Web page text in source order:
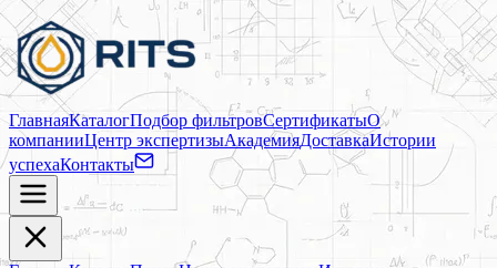
ГлавнаяКаталогПодбор фильтровСертификатыО
компанииЦентр экспертизыАкадемияДоставкаИстории
успехаКонтакты